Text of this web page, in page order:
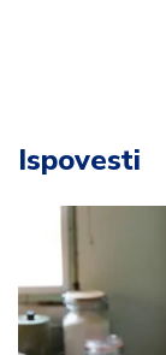
Ispovesti